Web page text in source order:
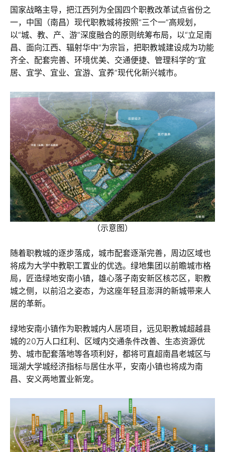
国家战略主导，把江西列为全国四个职教改革试点省份之
一，中国（南昌）现代职教城将按照“三个一”高规划，
以“城、教、产、游”深度融合的原则统筹布局，以“立足南
昌、面向江西、辐射华中”为宗旨，把职教城建设成为功能
齐全、配套完善、环境优美、交通便捷、管理科学的“宜
居、宜学、宜业、宜游、宜养”现代化新兴城市。
（示意图）
随着职教城的逐步落成，城市配套逐渐完善，周边区域也
将成为大学中教职工置业的优选。绿地集团以前瞻城市格
局，匠造绿地安南小镇，雄心落子南安新区核芯区，职教
城之侧，以前沿之姿态，为这座年轻且澎湃的新城带来人
居的革新。
绿地安南小镇作为职教城内人居项目，远见职教城超越县
城的20万人口红利、区域内交通条件改善、生态资源优
势、城市配套落地等各项利好，都将可直超南昌老城区与
瑶湖大学城经济指标与居住水平，安南小镇也将成为南
昌、安义两地置业新宠。